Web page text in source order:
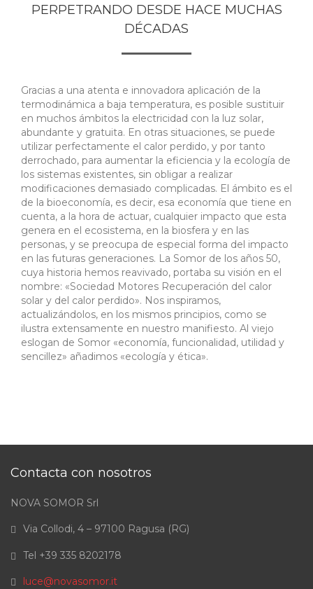
PERPETRANDO DESDE HACE MUCHAS
DÉCADAS
Gracias a una atenta e innovadora aplicación de la
termodinámica a baja temperatura, es posible sustituir
en muchos ámbitos la electricidad con la luz solar,
abundante y gratuita. En otras situaciones, se puede
utilizar perfectamente el calor perdido, y por tanto
derrochado, para aumentar la eficiencia y la ecología de
los sistemas existentes, sin obligar a realizar
modificaciones demasiado complicadas. El ámbito es el
de la bioeconomía, es decir, esa economía que tiene en
cuenta, a la hora de actuar, cualquier impacto que esta
genera en el ecosistema, en la biosfera y en las
personas, y se preocupa de especial forma del impacto
en las futuras generaciones. La Somor de los años 50,
cuya historia hemos reavivado, portaba su visión en el
nombre: «Sociedad Motores Recuperación del calor
solar y del calor perdido». Nos inspiramos,
actualizándolos, en los mismos principios, como se
ilustra extensamente en nuestro manifiesto. Al viejo
eslogan de Somor «economía, funcionalidad, utilidad y
sencillez» añadimos «ecología y ética».
Contacta con nosotros
NOVA SOMOR Srl
Via Collodi, 4 – 97100 Ragusa (RG)
Tel +39 335 8202178
luce@novasomor.it